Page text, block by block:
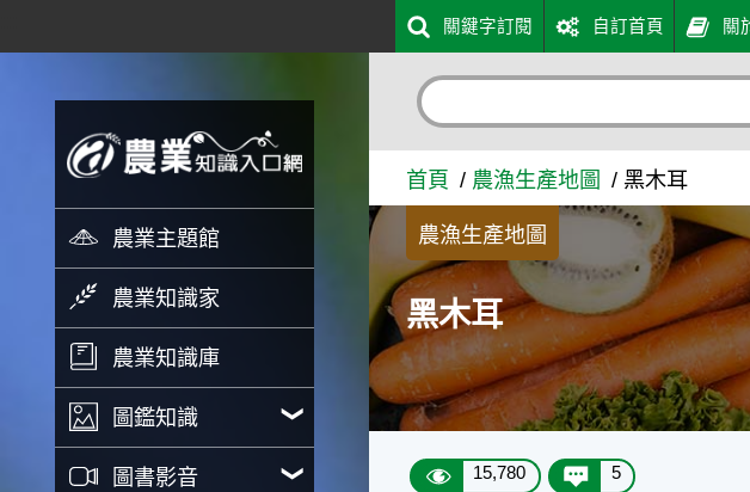
黑木耳 - 農業知識入口網
農業主題館
農業知識家
農業知識庫
圖鑑知識
圖書影音
關鍵字訂閱 自訂首頁 關
首頁 農漁生產地圖 黑木耳
農漁生產地圖
黑木耳
15,780 5